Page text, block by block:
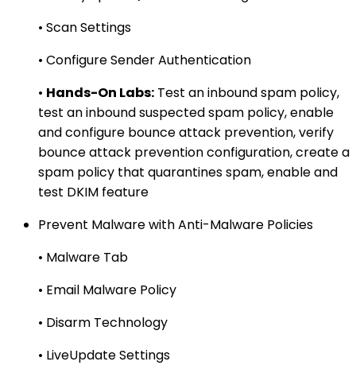
• Scan Settings
• Configure Sender Authentication
• Hands-On Labs: Test an inbound spam policy,
test an inbound suspected spam policy, enable
and configure bounce attack prevention, verify
bounce attack prevention configuration, create a
spam policy that quarantines spam, enable and
test DKIM feature
Prevent Malware with Anti-Malware Policies
• Malware Tab
• Email Malware Policy
• Disarm Technology
• LiveUpdate Settings